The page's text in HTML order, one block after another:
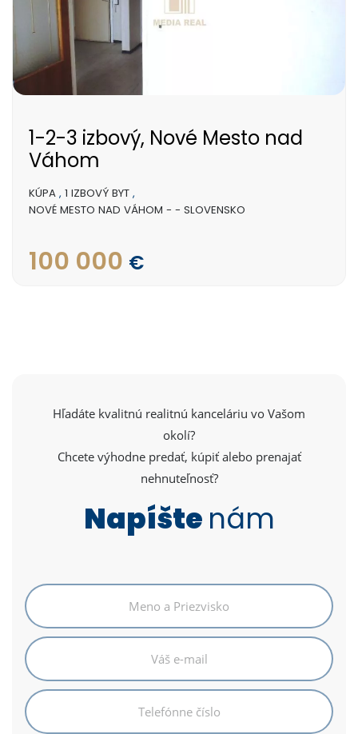
1-2-3 izbový, Nové Mesto nad
Váhom
KÚPA , 1 IZBOVÝ BYT ,
NOVÉ MESTO NAD VÁHOM - - SLOVENSKO
100 000 €
Hľadáte kvalitnú realitnú kanceláriu vo Vašom
okolí?
Chcete výhodne predať, kúpiť alebo prenajať
nehnuteľnosť?
Napíšte nám